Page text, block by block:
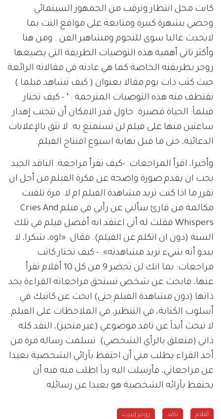
كانت محل انتظار وترقب من الجمهور السينمائي
وحضي بشهرة كبيرة ومتابعة على مواقع النت بما
لايحدث غالبا سوى للنجوم ومشاهير الفن . ومن هنا
وأكثر تاتي أهمية هذه التوصيات الطريفة التي يصيغها
روجر بطريقته الخاصة كما هي عادته في مقالاته الرائعة
حيث كتب ذات يوم مقالا بعنوان ( كيف تشاهد فيلما )
نقتطف منه هذه التوصيات المترجمة : " - كيف تختار
فيلماً: الحياة قصيرة. حاول قدر الامكان أن تتجنب إهدار
ساعتين منها على فيلم لن تستمتع به. لا تثق بالإعلانات
الدعائية، حتى ما قبل نهاية اسبوع افتتاح الفيلم.
وأخيرا، اقرأ المراجعات. -كيف تقرأ مراجعة: الناقد الجيد
يجب ان يقدم صورة واضحة عن فكرة الفيلم من أجل ان
تقرر ما اذا كنت تريد مشاهدة الفيلم ام لا. مرة تلقيت
مكالمة من قارئ سألني عن رأيي في فيلم Cries And
Whispers فقلت له أني اعتقد انه أفضل فيلم في تلك
السنة (دون ان اتكلم عن الفيلم). فقال: «اوه، شكرا، لا
يبدو أنه شيء نريد مشاهدته». - كيف تختار كاتب
مراجعات: بما انك لن تحضر 9 من كل 10 أفلام تقرأ
عنها، فابحث عن شخص تستحق مراجعاته القراءة بحد
ذاتها (دون مشاهدة الفيلم حتى) ابحث عن كاتبك في
أسلوب الكتابة، في التنظير، في الملاحظات على الفيلم.
لا تبحث أبداً عن ناقد موضوعي (غير متحيز)، النقد كله
ذاتي (متعلق بالرأي الشخصي). تسلمت رسالة مرة من
أحد القراء يطلب مني أن احتفظ بآرائي الشخصية بعيدا
عن مراجعاتي، فأرسلت اليه رداً اطلب منه فيه أن
يحتفظ بآرائه الشخصية هو بعيدا عن رسائله.
أفلام ناقد روجر إيبرت